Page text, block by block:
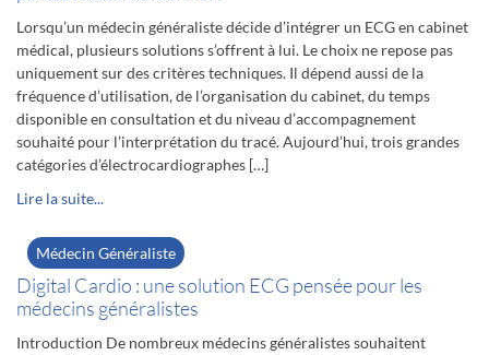
Lorsqu’un médecin généraliste décide d’intégrer un ECG en cabinet
médical, plusieurs solutions s’offrent à lui. Le choix ne repose pas
uniquement sur des critères techniques. Il dépend aussi de la
fréquence d’utilisation, de l’organisation du cabinet, du temps
disponible en consultation et du niveau d’accompagnement
souhaité pour l’interprétation du tracé. Aujourd’hui, trois grandes
catégories d’électrocardiographes […]
Lire la suite...
Médecin Généraliste
Digital Cardio : une solution ECG pensée pour les
médecins généralistes
Introduction De nombreux médecins généralistes souhaitent